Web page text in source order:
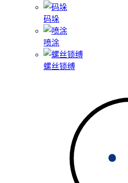
码垛
喷涂
螺丝锁缚